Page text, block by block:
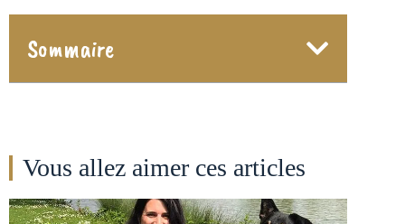
Sommaire
Vous allez aimer ces articles